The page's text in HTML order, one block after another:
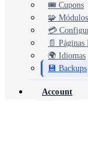
🎟️ Cupons
🧩 Módulos
💳
📄 Páginas
🌍 Idiomas
💾 Backups
Account